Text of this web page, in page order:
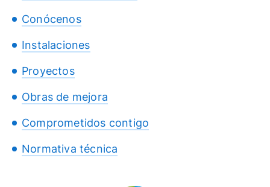
Conócenos
Instalaciones
Proyectos
Obras de mejora
Comprometidos contigo
Normativa técnica